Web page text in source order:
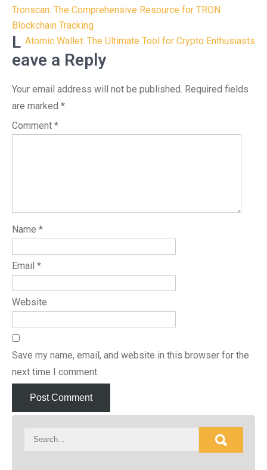
Post
navigation
Tronscan: The Comprehensive Resource for TRON
Blockchain Tracking
Atomic Wallet: The Ultimate Tool for Crypto Enthusiasts
L
eave a Reply
Your email address will not be published. Required fields
are marked *
Comment *
Name *
Email *
Website
Save my name, email, and website in this browser for the
next time I comment.